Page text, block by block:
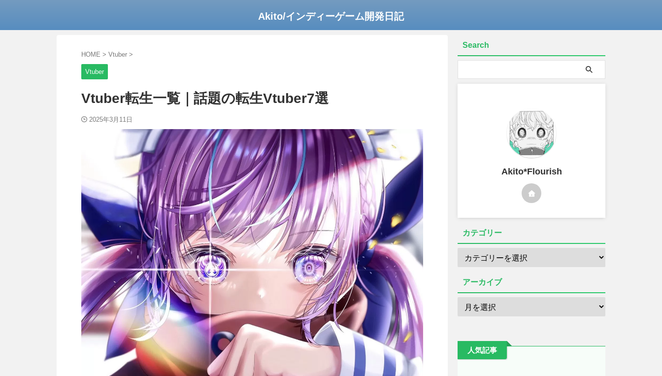
Akito/インディーゲーム開発日記
HOME > Vtuber >
Vtuber
Vtuber転生一覧｜話題の転生Vtuber7選
2025年3月11日
Search
Akito*Flourish
カテゴリー
アーカイブ
人気記事